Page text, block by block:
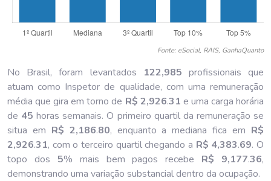
Fonte: eSocial, RAIS, GanhaQuanto
No Brasil, foram levantados 122,985 profissionais que
atuam como Inspetor de qualidade, com uma remuneração
média que gira em torno de R$ 2,926.31 e uma carga horária
de 45 horas semanais. O primeiro quartil da remuneração se
situa em R$ 2,186.80, enquanto a mediana fica em R$
2,926.31, com o terceiro quartil chegando a R$ 4,383.69. O
topo dos 5% mais bem pagos recebe R$ 9,177.36,
demonstrando uma variação substancial dentro da ocupação.